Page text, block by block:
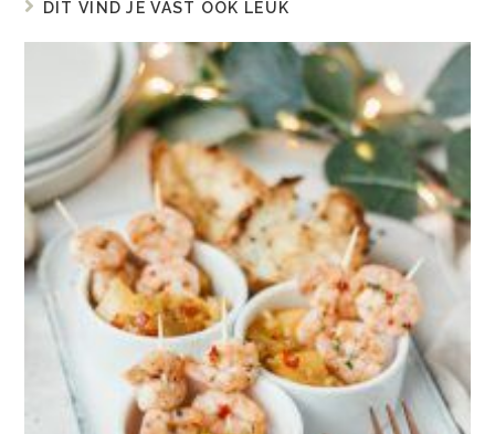
DIT VIND JE VAST OOK LEUK